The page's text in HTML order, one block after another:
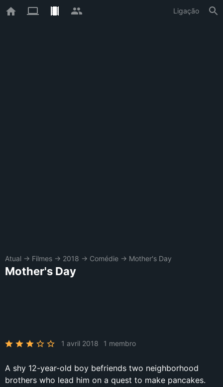
Ligação
Atual → Filmes → 2018 → Comédie → Mother's Day
Mother's Day
1 avril 2018 1 membro
A shy 12-year-old boy befriends two neighborhood
brothers who lead him on a quest to make pancakes.